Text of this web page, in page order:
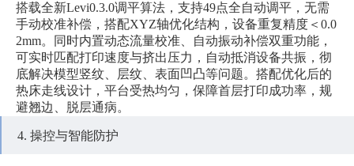
搭载全新Levi0.3.0调平算法，支持49点全自动调平，无需
手动校准补偿，搭配XYZ轴优化结构，设备重复精度＜0.0
2mm。同时内置动态流量校准、自动振动补偿双重功能，
可实时匹配打印速度与挤出压力，自动抵消设备共振，彻
底解决模型竖纹、层纹、表面凹凸等问题。搭配优化后的
热床走线设计，平台受热均匀，保障首层打印成功率，规
避翘边、脱层通病。
4. 操控与智能防护